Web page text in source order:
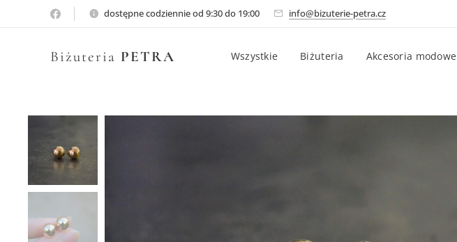
dostępne codziennie od 9:30 do 19:00 info@bizuterie-petra.cz
Biżuteria PETRA Wszystkie Biżuteria Akcesoria modowe